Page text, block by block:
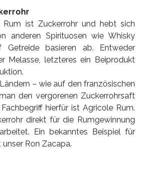
Rum ist Zuckerrohr und hebt sich
anderen Spirituosen wie Whisky
basieren ab. Entweder
Melasse, letzteres ein Beiprodukt
– wie auf den französischen
den vergorenen Zuckerrohrsaft
hierfür ist Agricole Rum.
direkt für die Rumgewinnung
Ein bekanntes Beispiel für
Ron Zacapa.